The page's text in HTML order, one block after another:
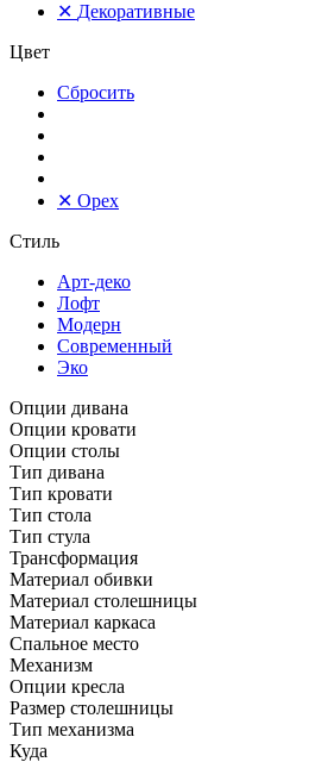
✕ Декоративные
Цвет
Сбросить
✕ Орех
Стиль
Арт-деко
Лофт
Модерн
Современный
Эко
Опции дивана
Опции кровати
Опции столы
Тип дивана
Тип кровати
Тип стола
Тип стула
Трансформация
Материал обивки
Материал столешницы
Материал каркаса
Спальное место
Механизм
Опции кресла
Размер столешницы
Тип механизма
Куда